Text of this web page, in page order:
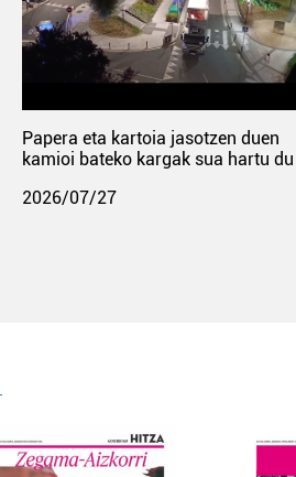
Papera eta kartoia jasotzen duen
kamioi bateko kargak sua hartu du
2026/07/27